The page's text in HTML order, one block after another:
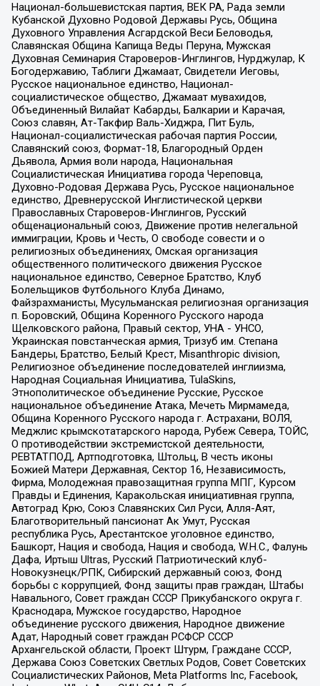
Национал-большевистская партия, ВЕК РА, Рада земли
Кубанской Духовно Родовой Державы Русь, Община
Духовного Управления Асгардской Веси Беловодья,
Славянская Община Капища Веды Перуна, Мужская
Духовная Семинария Староверов-Инглингов, Нурджулар, К
Богодержавию, Таблиги Джамаат, Свидетели Иеговы,
Русское национальное единство, Национал-
социалистическое общество, Джамаат мувахидов,
Объединенный Вилайат Кабарды, Балкарии и Карачая,
Союз славян, Ат-Такфир Валь-Хиджра, Пит Буль,
Национал-социалистическая рабочая партия России,
Славянский союз, Формат-18, Благородный Орден
Дьявола, Армия воли народа, Национальная
Социалистическая Инициатива города Череповца,
Духовно-Родовая Держава Русь, Русское национальное
единство, Древнерусской Инглистической церкви
Православных Староверов-Инглингов, Русский
общенациональный союз, Движение против нелегальной
иммиграции, Кровь и Честь, О свободе совести и о
религиозных объединениях, Омская организация
общественного политического движения Русское
национальное единство, Северное Братство, Клуб
Болельщиков Футбольного Клуба Динамо,
Файзрахманисты, Мусульманская религиозная организация
п. Боровский, Община Коренного Русского народа
Щелковского района, Правый сектор, УНА - УНСО,
Украинская повстанческая армия, Тризуб им. Степана
Бандеры, Братство, Белый Крест, Misanthropic division,
Религиозное объединение последователей инглиизма,
Народная Социальная Инициатива, TulaSkins,
Этнополитическое объединение Русские, Русское
национальное объединение Атака, Мечеть Мирмамеда,
Община Коренного Русского народа г. Астрахани, ВОЛЯ,
Меджлис крымскотатарского народа, Рубеж Севера, ТОЙС,
О противодействии экстремистской деятельности,
РЕВТАТПОД, Артподготовка, Штольц, В честь иконы
Божией Матери Державная, Сектор 16, Независимость,
Фирма, Молодежная правозащитная группа МПГ, Курсом
Правды и Единения, Каракольская инициативная группа,
Автоград Крю, Союз Славянских Сил Руси, Алля-Аят,
Благотворительный пансионат Ак Умут, Русская
республика Русь, Арестантское уголовное единство,
Башкорт, Нация и свобода, Нация и свобода, W.H.С., Фалунь
Дафа, Иртыш Ultras, Русский Патриотический клуб-
Новокузнецк/РПК, Сибирский державный союз, Фонд
борьбы с коррупцией, Фонд защиты прав граждан, Штабы
Навального, Совет граждан СССР Прикубанского округа г.
Краснодара, Мужское государство, Народное
объединение русского движения, Народное движение
Адат, Народный совет граждан РСФСР СССР
Архангельской области, Проект Штурм, Граждане СССР,
Держава Союз Советских Светлых Родов, Совет Советских
Социалистических Районов, Meta Platforms Inc, Facebook,